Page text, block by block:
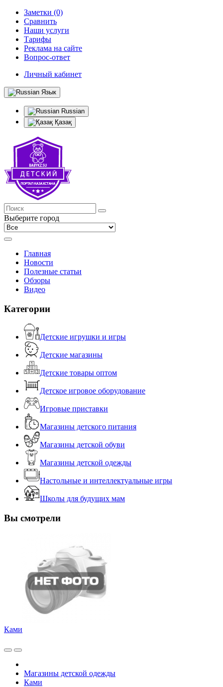
Заметки (0)
Сравнить
Наши услуги
Тарифы
Реклама на сайте
Вопрос-ответ
Личный кабинет
Язык
Russian
Қазақ
Выберите город
Главная
Новости
Полезные статьи
Обзоры
Видео
Категории
Детские игрушки и игры
Детские магазины
Детские товары оптом
Детское игровое оборудование
Игровые приставки
Магазины детского питания
Магазины детской обуви
Магазины детской одежды
Настольные и интеллектуальные игры
Школы для будущих мам
Вы смотрели
Ками
Магазины детской одежды
Ками